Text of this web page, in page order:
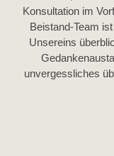
Konsultation im
Beistand-Team
Unsereins
unvergessliches